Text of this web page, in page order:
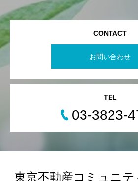
CONTACT
お問い合わせ
TEL
03-3823-
東京不動産コミュニテ